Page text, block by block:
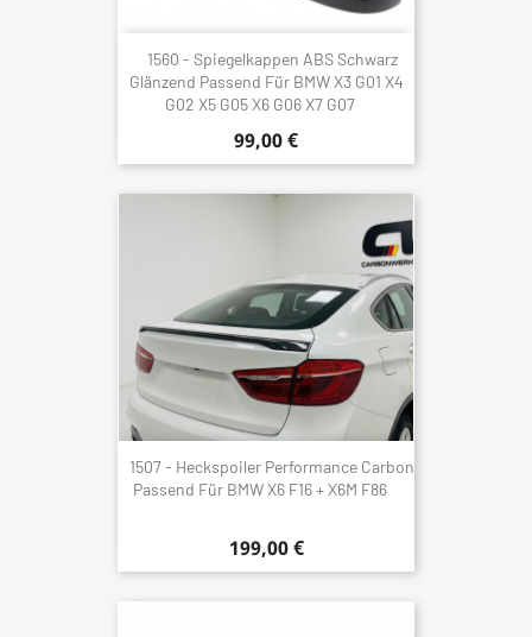
1560 - Spiegelkappen ABS Schwarz
Glänzend Passend Für BMW X3 G01 X4
G02 X5 G05 X6 G06 X7 G07
99,00 €
1507 - Heckspoiler Performance Carbon
Passend Für BMW X6 F16 + X6M F86
199,00 €